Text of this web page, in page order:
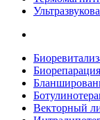
Векторный